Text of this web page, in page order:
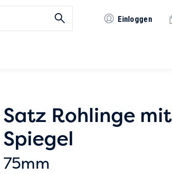
Einloggen
Satz Rohlinge mit
Spiegel
75mm